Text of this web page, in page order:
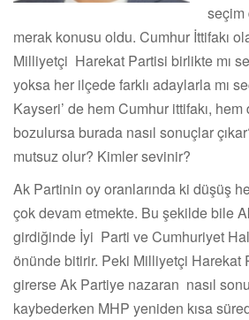
seçim
merak konusu oldu. Cumhur İttifakı
Milliyetçi Harekat Partisi birlikte mı
yoksa her ilçede farklı adaylarla mı
Kayseri’ de hem Cumhur ittifakı, hem
bozulursa burada nasıl sonuçlar
mutsuz olur? Kimler sevinir?
Ak Partinin oy oranlarında ki düşüş
çok devam etmekte. Bu şekilde bile
girdiğinde İyi Parti ve Cumhuriyet
önünde bitirir. Peki Milliyetçi Harekat
girerse Ak Partiye nazaran nasıl
kaybederken MHP yeniden kısa